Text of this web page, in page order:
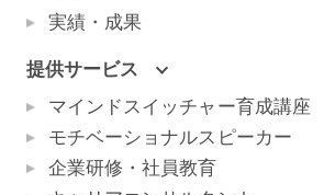
実績・成果
提供サービス
マインドスイッチャー育成講座
モチベーショナルスピーカー
企業研修・社員教育